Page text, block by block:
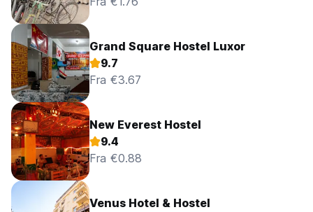
Grand Square Hostel Luxor
9.7
Fra €3.67
New Everest Hostel
9.4
Fra €0.88
Venus Hotel & Hostel